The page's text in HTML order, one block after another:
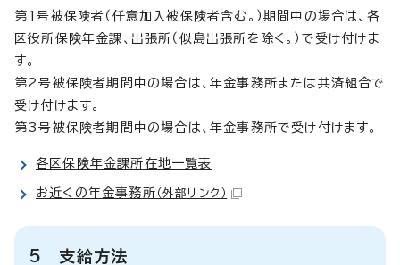
第1号被保険者（任意加入被保険者含む。）期間中の場合は、各
区役所保険年金課、出張所（似島出張所を除く。）で受け付けま
す。
第2号被保険者期間中の場合は、年金事務所または共済組合で
受け付けます。
第3号被保険者期間中の場合は、年金事務所で受け付けます。
各区保険年金課所在地一覧表
お近くの年金事務所 （外部リンク）
5 支給方法